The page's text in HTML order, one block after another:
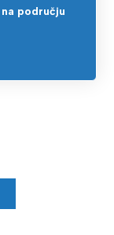
području